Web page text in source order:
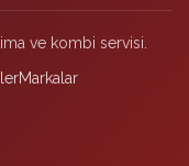
ve kombi servisi.
Markalar